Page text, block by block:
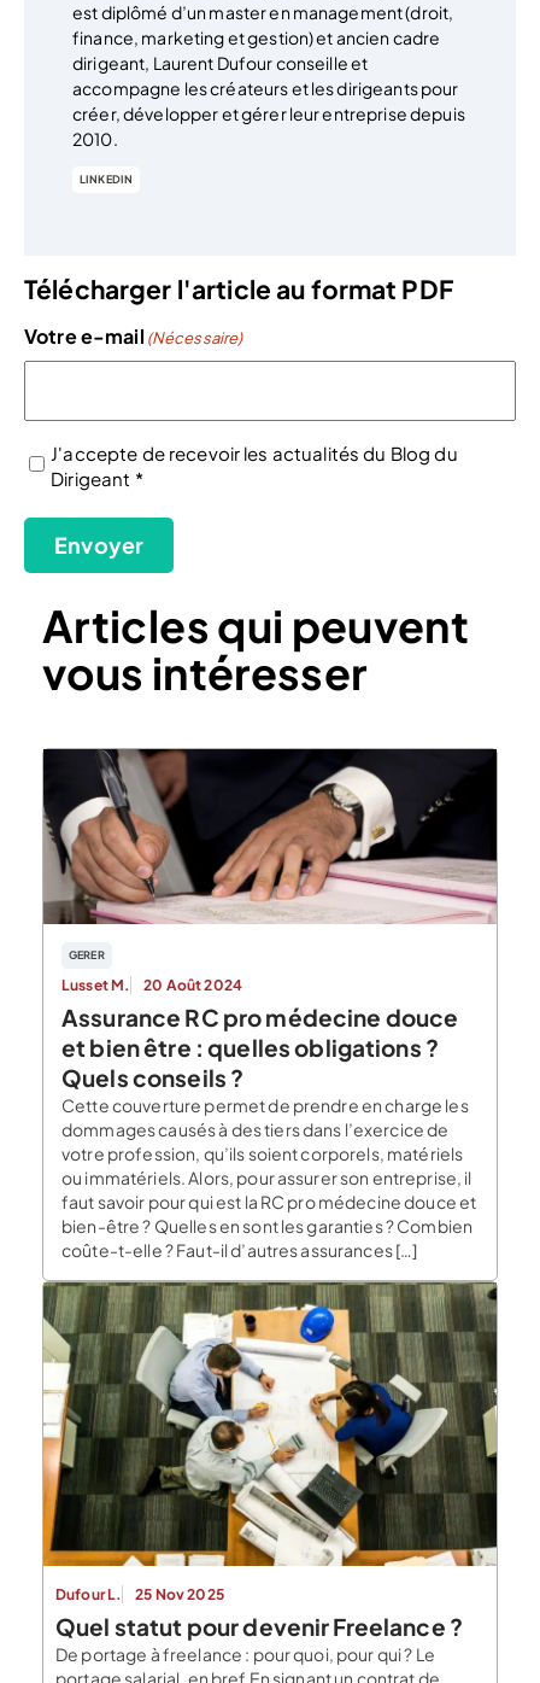
est diplômé d’un master en management (droit,
finance, marketing et gestion) et ancien cadre
dirigeant, Laurent Dufour conseille et
accompagne les créateurs et les dirigeants pour
créer, développer et gérer leur entreprise depuis
2010.
LINKEDIN
Télécharger l'article au format PDF
Votre e-mail (Nécessaire)
(Nécessaire)
J'accepte de recevoir les actualités du Blog du
Dirigeant *
Envoyer
Articles qui peuvent
vous intéresser
GERER
Lusset M. 20 Août 2024
Assurance RC pro médecine douce
et bien être : quelles obligations ?
Quels conseils ?
Cette couverture permet de prendre en charge les
dommages causés à des tiers dans l’exercice de
votre profession, qu’ils soient corporels, matériels
ou immatériels. Alors, pour assurer son entreprise, il
faut savoir pour qui est la RC pro médecine douce et
bien-être ? Quelles en sont les garanties ? Combien
coûte-t-elle ? Faut-il d’autres assurances […]
Dufour L. 25 Nov 2025
Quel statut pour devenir Freelance ?
De portage à freelance : pour quoi, pour qui ? Le
portage salarial, en bref En signant un contrat de